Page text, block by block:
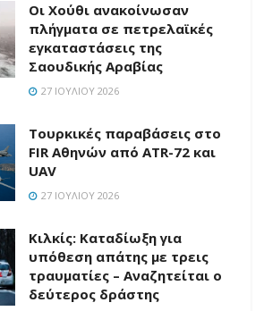
Οι Χούθι ανακοίνωσαν
πλήγματα σε πετρελαϊκές
εγκαταστάσεις της
Σαουδικής Αραβίας
27 ΙΟΥΛΊΟΥ 2026
Τουρκικές παραβάσεις στο
FIR Αθηνών από ATR-72 και
UAV
27 ΙΟΥΛΊΟΥ 2026
Κιλκίς: Καταδίωξη για
υπόθεση απάτης με τρεις
τραυματίες – Αναζητείται ο
δεύτερος δράστης